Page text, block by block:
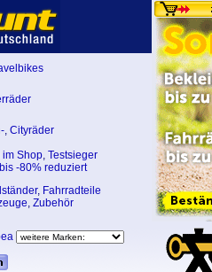
, Cityräder
im Shop, Testsieger
-80% reduziert
, Fahrradteile
, Zubehör